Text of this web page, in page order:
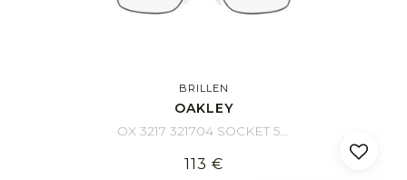
BRILLEN
OAKLEY
OX 3217 321704 SOCKET 5.0 57/17
113 €